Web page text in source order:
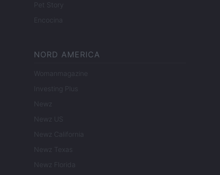
Pet Story
Encocina
NORD AMERICA
Womanmagazine
Investing Plus
Newz
Newz US
Newz California
Newz Texas
Newz Florida